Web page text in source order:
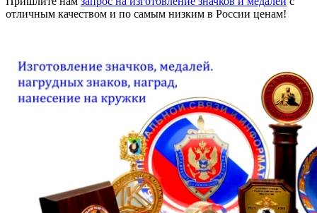
отличным качеством и по самым низким в России ценам!